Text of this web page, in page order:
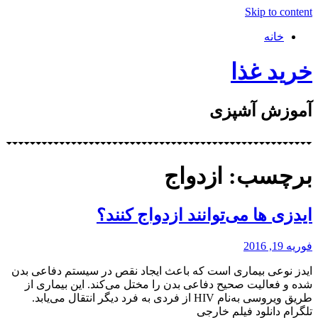
Skip to content
خانه
خرید غذا
آموزش آشپزی
برچسب: ازدواج
ایدزی ها می‌توانند ازدواج کنند؟
فوریه 19, 2016
ایدز نوعی بیماری است که باعث ایجاد نقص در سیستم دفاعی بدن
شده و فعالیت صحیح دفاعی بدن را مختل می‌کند. این بیماری از
طریق ویروسی به‌نام HIV از فردی به فرد دیگر انتقال می‌یابد.
تلگرام دانلود فیلم خارجی